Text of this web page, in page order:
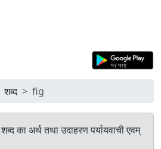
शब्द fig
शब्द का अर्थ तथा उदाहरण पर्यायवाची एवम्